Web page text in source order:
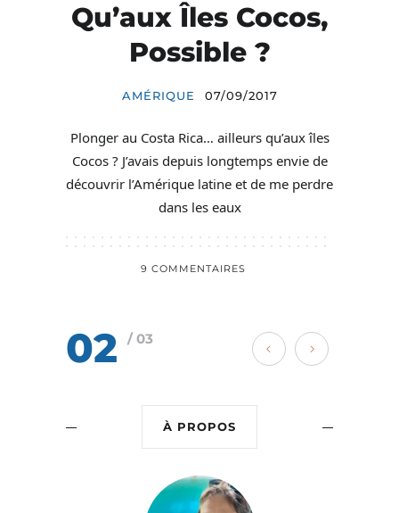
Qu’aux Îles Cocos,
Possible ?
AMÉRIQUE 07/09/2017
Plonger au Costa Rica… ailleurs qu’aux îles
Cocos ? J’avais depuis longtemps envie de
découvrir l’Amérique latine et de me perdre
dans les eaux
9 COMMENTAIRES
02 / 03
À PROPOS